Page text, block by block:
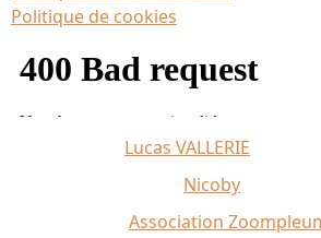
Politique de cookies
Lucas VALLERIE
Nicoby
Association